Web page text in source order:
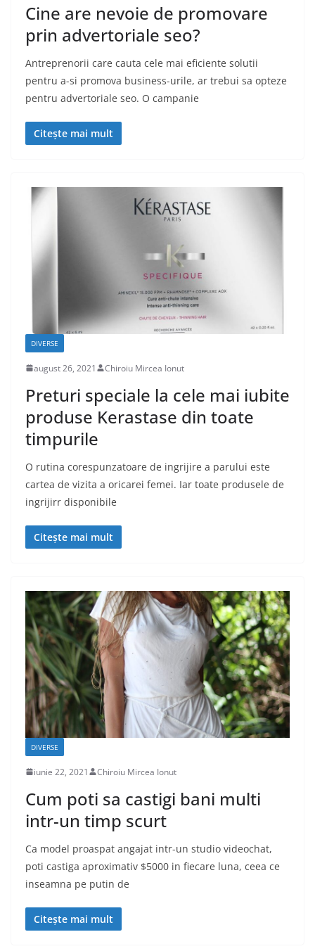
Cine are nevoie de promovare
prin advertoriale seo?
Antreprenorii care cauta cele mai eficiente solutii
pentru a-si promova business-urile, ar trebui sa opteze
pentru advertoriale seo. O campanie
Citește mai mult
DIVERSE
august 26, 2021 Chiroiu Mircea Ionut
Preturi speciale la cele mai iubite
produse Kerastase din toate
timpurile
O rutina corespunzatoare de ingrijire a parului este
cartea de vizita a oricarei femei. Iar toate produsele de
ingrijirr disponibile
Citește mai mult
DIVERSE
iunie 22, 2021 Chiroiu Mircea Ionut
Cum poti sa castigi bani multi
intr-un timp scurt
Ca model proaspat angajat intr-un studio videochat,
poti castiga aproximativ $5000 in fiecare luna, ceea ce
inseamna pe putin de
Citește mai mult